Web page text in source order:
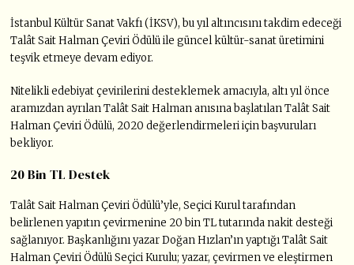
İstanbul Kültür Sanat Vakfı (İKSV), bu yıl altıncısını takdim edeceği
Talât Sait Halman Çeviri Ödülü ile güncel kültür-sanat üretimini
teşvik etmeye devam ediyor.
Nitelikli edebiyat çevirilerini desteklemek amacıyla, altı yıl önce
aramızdan ayrılan Talât Sait Halman anısına başlatılan Talât Sait
Halman Çeviri Ödülü, 2020 değerlendirmeleri için başvuruları
bekliyor.
20 Bin TL Destek
Talât Sait Halman Çeviri Ödülü’yle, Seçici Kurul tarafından
belirlenen yapıtın çevirmenine 20 bin TL tutarında nakit desteği
sağlanıyor. Başkanlığını yazar Doğan Hızlan’ın yaptığı Talât Sait
Halman Çeviri Ödülü Seçici Kurulu; yazar, çevirmen ve eleştirmen